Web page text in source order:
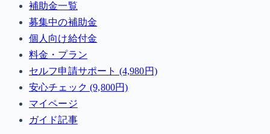
補助金一覧
募集中の補助金
個人向け給付金
料金・プラン
セルフ申請サポート (4,980円)
安心チェック (9,800円)
マイページ
ガイド記事